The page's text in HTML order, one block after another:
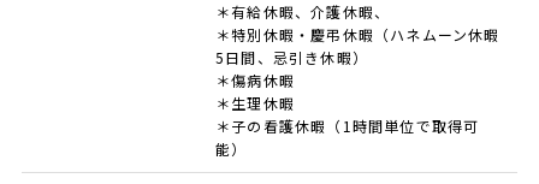
＊有給休暇、介護休暇、
＊特別休暇・慶弔休暇（ハネムーン休暇
5日間、忌引き休暇）
＊傷病休暇
＊生理休暇
＊子の看護休暇（1時間単位で取得可
能）